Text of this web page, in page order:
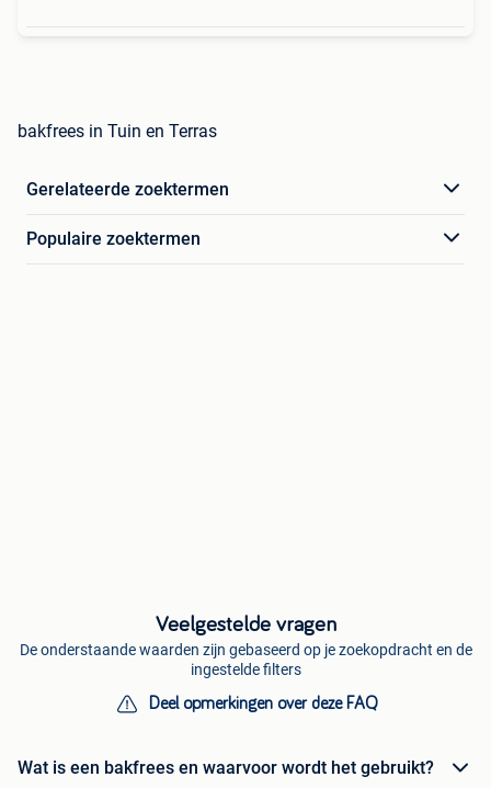
bakfrees in Tuin en Terras
Gerelateerde zoektermen
Populaire zoektermen
Veelgestelde vragen
De onderstaande waarden zijn gebaseerd op je zoekopdracht en de
ingestelde filters
Deel opmerkingen over deze FAQ
Wat is een bakfrees en waarvoor wordt het gebruikt?